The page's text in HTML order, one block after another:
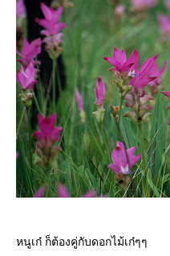
หนูเก๋ ก็ต้องคู่กับดอกไม้เก๋ๆๆ